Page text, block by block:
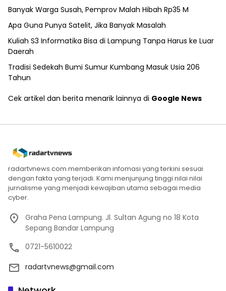
Banyak Warga Susah, Pemprov Malah Hibah Rp35 M
Apa Guna Punya Satelit, Jika Banyak Masalah
Kuliah S3 Informatika Bisa di Lampung Tanpa Harus ke Luar
Daerah
Tradisi Sedekah Bumi Sumur Kumbang Masuk Usia 206
Tahun
Cek artikel dan berita menarik lainnya di Google News
radartvnews.com memberikan infomasi yang terkini sesuai
dengan fakta yang terjadi. Kami menjunjung tinggi nilai nilai
jurnalisme yang menjadi kewajiban utama sebagai media
cyber.
Graha Pena Lampung. Jl. Sultan Agung no 18 Kota
Sepang Bandar Lampung
0721-5610022
radartvnews@gmail.com